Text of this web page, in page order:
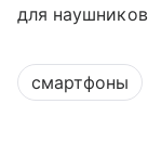
для
смартфоны